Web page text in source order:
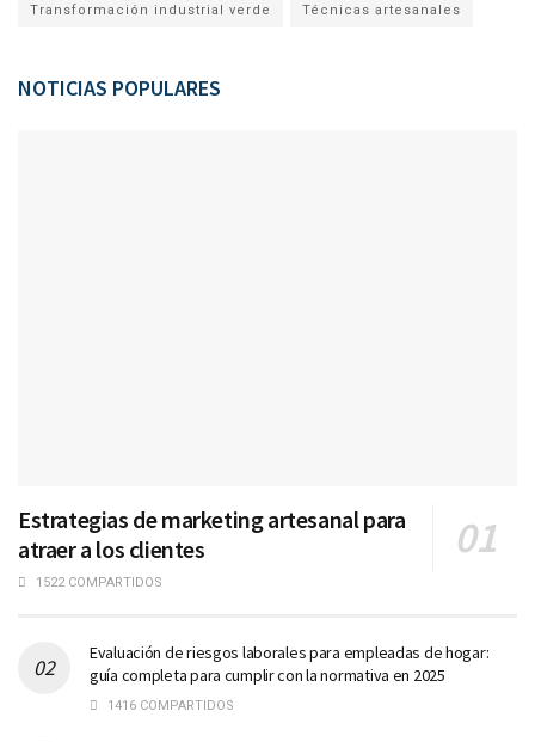
Transformación industrial verde Técnicas artesanales
NOTICIAS POPULARES
Estrategias de marketing artesanal para
atraer a los clientes
1522 COMPARTIDOS
Evaluación de riesgos laborales para empleadas de hogar:
guía completa para cumplir con la normativa en 2025
1416 COMPARTIDOS